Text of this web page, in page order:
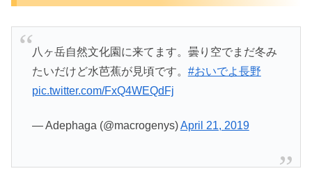
八ヶ岳自然文化園に来てます。曇り空でまだ冬み
たいだけど水芭蕉が見頃です。 #おいでよ長野
pic.twitter.com/FxQ4WEQdFj
— Adephaga (@macrogenys)April 21, 2019